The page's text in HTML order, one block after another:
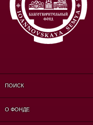
ПОИСК
О ФОНДЕ